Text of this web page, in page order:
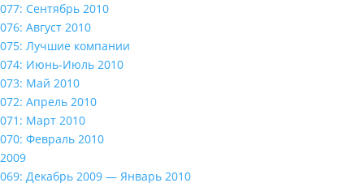
077: Сентябрь 2010
076: Август 2010
075: Лучшие компании
074: Июнь-Июль 2010
073: Май 2010
072: Апрель 2010
071: Март 2010
070: Февраль 2010
2009
069: Декабрь 2009 — Январь 2010